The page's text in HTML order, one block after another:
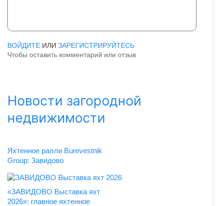
ВОЙДИТЕ ИЛИ ЗАРЕГИСТРИРУЙТЕСЬ
Чтобы оставить комментарий или отзыв
Новости загородной
недвижимости
Яхтенное ралли Burevestnik
Group: Завидово
«ЗАВИДОВО Выставка яхт
2026»: главное яхтенное